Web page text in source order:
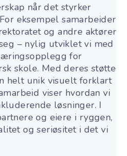
når det styrker
eksempel samarbeider
og andre aktører
– nylig utviklet vi med
for
skole. Med deres støtte
helt unik visuelt forklart
viser hvordan vi
løsninger. I
og eiere i ryggen,
og seriøsitet i det vi